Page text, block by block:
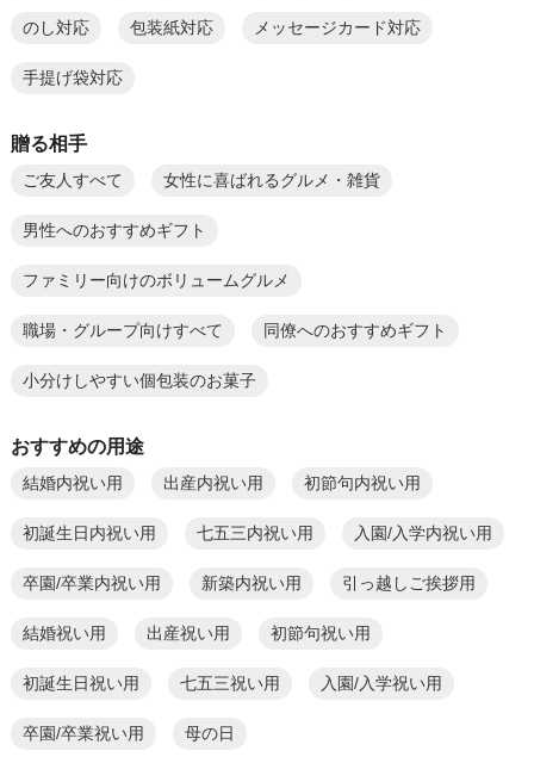
のし対応 包装紙対応 メッセージカード対応
手提げ袋対応
贈る相手
ご友人すべて 女性に喜ばれるグルメ・雑貨
男性へのおすすめギフト
ファミリー向けのボリュームグルメ
職場・グループ向けすべて 同僚へのおすすめギフト
小分けしやすい個包装のお菓子
おすすめの用途
結婚内祝い用 出産内祝い用 初節句内祝い用
初誕生日内祝い用 七五三内祝い用 入園/入学内祝い用
卒園/卒業内祝い用 新築内祝い用 引っ越しご挨拶用
結婚祝い用 出産祝い用 初節句祝い用
初誕生日祝い用 七五三祝い用 入園/入学祝い用
卒園/卒業祝い用 母の日